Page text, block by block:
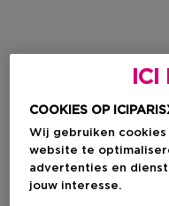
COOKIES OP
Wij gebruiken
website te
advertenties en
jouw interesse.